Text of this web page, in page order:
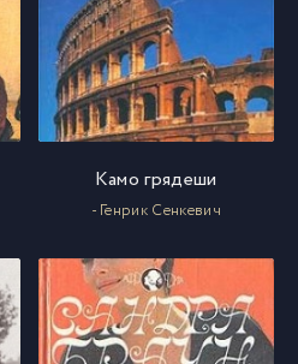
Камо грядеши
- Генрик Сенкевич